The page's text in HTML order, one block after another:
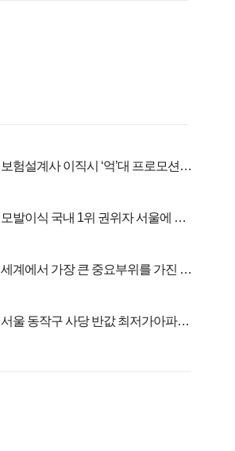
보험설계사 이직시 ‘억’대 프로모션!
모발이식 국내 1위 권위자 서울에 있
세계에서 가장 큰 중요부위를 가진 남
서울 동작구 사당 반값 최저가아파트